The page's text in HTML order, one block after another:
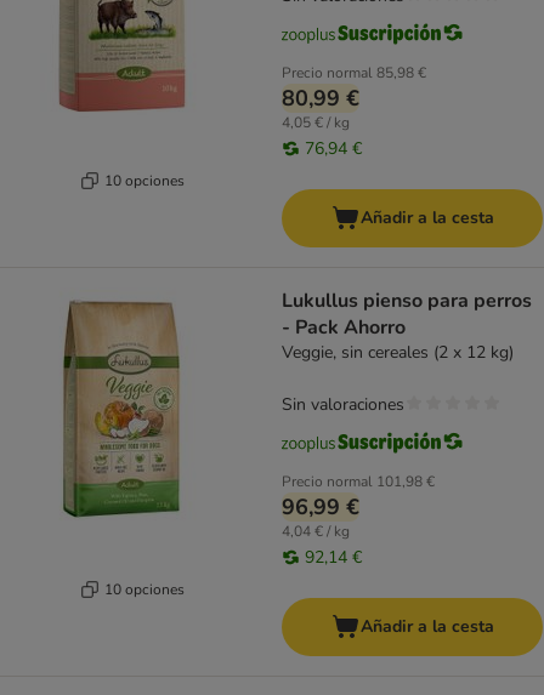
10 opciones
Precio normal85,98 €
80,99 €
4,05 € / kg
76,94 €
Añadir a la cesta
10 opciones
Lukullus pienso para perros
- Pack Ahorro
Veggie, sin cereales (2 x 12 kg)
Precio normal 101,98 €
96,99 €
4,04 € / kg
92,14 €
Sin valoraciones
Añadir a la cesta